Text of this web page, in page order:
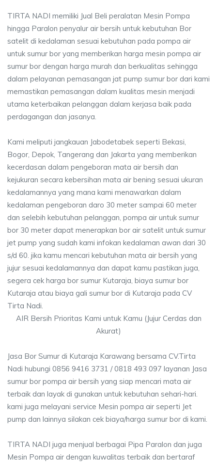
TIRTA NADI memiliki Jual Beli peralatan Mesin Pompa
hingga Paralon penyalur air bersih untuk kebutuhan Bor
satelit di kedalaman sesuai kebutuhan pada pompa air
untuk sumur bor yang memberikan harga mesin pompa air
sumur bor dengan harga murah dan berkualitas sehingga
dalam pelayanan pemasangan jat pump sumur bor dari kami
memastikan pemasangan dalam kualitas mesin menjadi
utama keterbaikan pelanggan dalam kerjasa baik pada
perdagangan dan jasanya.
Kami meliputi jangkauan Jabodetabek seperti Bekasi,
Bogor, Depok, Tangerang dan Jakarta yang memberikan
kecerdasan dalam pengeboran mata air bersih dan
kejukuran secara kebersihan mata air bening sesuai ukuran
kedalamannya yang mana kami menawarkan dalam
kedalaman pengeboran daro 30 meter sampai 60 meter
dan selebih kebutuhan pelanggan, pompa air untuk sumur
bor 30 meter dapat menerapkan bor air satelit untuk sumur
jet pump yang sudah kami infokan kedalaman awan dari 30
s/d 60. jika kamu mencari kebutuhan mata air bersih yang
jujur sesuai kedalamannya dan dapat kamu pastikan juga,
segera cek harga bor sumur Kutaraja, biaya sumur bor
Kutaraja atau biaya gali sumur bor di Kutaraja pada CV
Tirta Nadi.
AIR Bersih Prioritas Kami untuk Kamu (Jujur Cerdas dan
Akurat)
Jasa Bor Sumur di Kutaraja Karawang bersama CV.Tirta
Nadi hubungi 0856 9416 3731 / 0818 493 097 layanan Jasa
sumur bor pompa air bersih yang siap mencari mata air
terbaik dan layak di gunakan untuk kebutuhan sehari-hari.
kami juga melayani service Mesin pompa air seperti Jet
pump dan lainnya silakan cek biaya/harga sumur bor di kami.
TIRTA NADI juga menjual berbagai Pipa Paralon dan juga
Mesin Pompa air dengan kuwalitas terbaik dan bertaraf